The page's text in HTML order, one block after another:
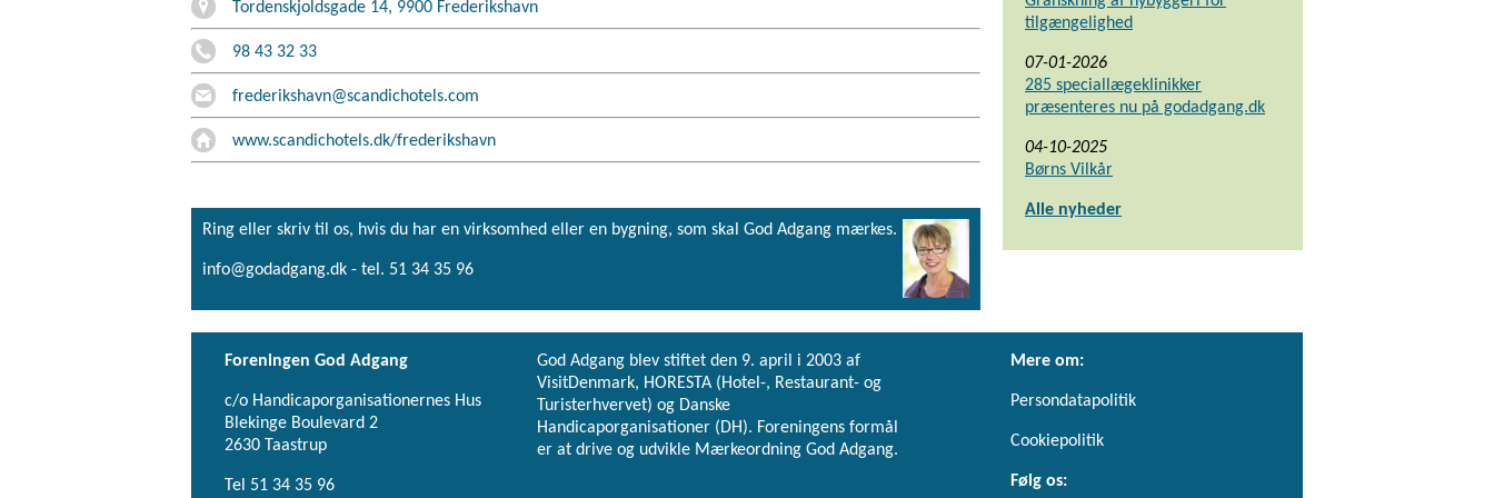
Tordenskjoldsgade 14, 9900 Frederikshavn
98 43 32 33
frederikshavn@scandichotels.com
www.scandichotels.dk/frederikshavn
Ring eller skriv til os, hvis du har en virksomhed eller en bygning, som skal God Adgang mærkes.
info@godadgang.dk - tel. 51 34 35 96
tilgængelighed
07-01-2026
285 speciallægeklinikker
præsenteres nu på godadgang.dk
04-10-2025
Børns Vilkår
Alle nyheder
Foreningen God Adgang
c/o Handicaporganisationernes Hus
Blekinge Boulevard 2
2630 Taastrup
Tel 51 34 35 96
God Adgang blev stiftet den 9. april i 2003 af
VisitDenmark, HORESTA (Hotel-, Restaurant- og
Turisterhvervet) og Danske
Handicaporganisationer (DH). Foreningens formål
er at drive og udvikle Mærkeordning God Adgang.
Mere om:
Persondatapolitik
Cookiepolitik
Følg os: